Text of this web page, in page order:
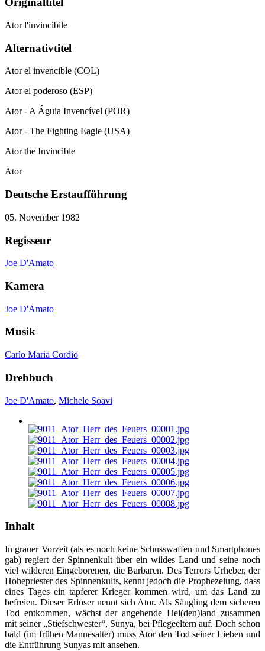
Ator l'invincibile
Alternativtitel
Ator el invencible (COL)
Ator el poderoso (ESP)
Ator - A Águia Invencível (POR)
Ator - The Fighting Eagle (USA)
Ator the Invincible
Ator
Deutsche Erstaufführung
05. November 1982
Regisseur
Joe D'Amato
Kamera
Joe D'Amato
Musik
Carlo Maria Cordio
Drehbuch
Joe D'Amato, Michele Soavi
Inhalt
In grauer Vorzeit (als es noch keine Schusswaffen und Smartphones
gab) regiert der Spinnenkult über ein wildes Land und seine noch
viel wilderen Eingeborenen, die Barbaren. Des Terrors Urheber, der
Hohepriester des Spinnenkults, kennt jedoch die Prophezeiung, dass
eines Tages ein tapferer Krieger kommen wird, um das Land zu
befreien. Dieser Erlöser nennt sich Ator. Als Säugling dem sicheren
Tod entkommen, wächst der angehende Hei(den)land zusammen
mit seiner „Stiefschwester“, Sunya, bei Pflegeeltern auf. Doch schon
bald (im frühen Mannesalter) muss Ator den Tod seiner Lieben und
die Entführung Sunyas mit ansehen.